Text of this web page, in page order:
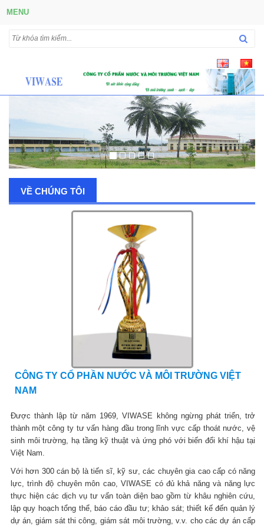
MENU
VỀ CHÚNG TÔI
CÔNG TY CỔ PHẦN NƯỚC VÀ MÔI TRƯỜNG VIỆT
NAM
Được thành lập từ năm 1969, VIWASE không ngừng phát triển, trở
thành một công ty tư vấn hàng đầu trong lĩnh vực cấp thoát nước, vệ
sinh môi trường, hạ tầng kỹ thuật và ứng phó với biến đổi khí hậu tại
Việt Nam.
Với hơn 300 cán bộ là tiến sĩ, kỹ sư, các chuyên gia cao cấp có năng
lực, trình độ chuyên môn cao, VIWASE có đủ khả năng và năng lực
thực hiện các dịch vụ tư vấn toàn diện bao gồm từ khâu nghiên cứu,
lập quy hoạch tổng thể, báo cáo đầu tư; khảo sát; thiết kế đến quản lý
dự án, giám sát thi công, giám sát môi trường, v.v. cho các dự án cấp